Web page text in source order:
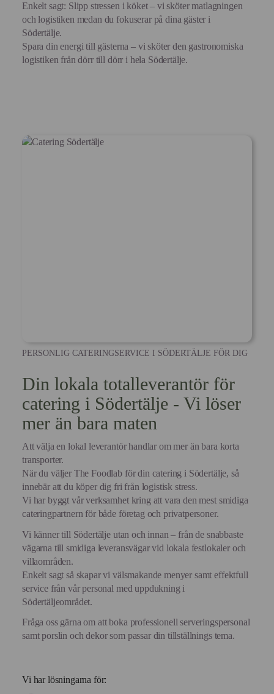
Enkelt sagt: Slipp stressen i köket – vi sköter matlagningen
och logistiken medan du fokuserar på dina gäster i
Södertälje.
Spara din energi till gästerna – vi sköter den gastronomiska
logistiken från dörr till dörr i hela Södertälje.
PERSONLIG CATERINGSERVICE I SÖDERTÄLJE FÖR DIG
Din lokala totalleverantör för
catering i Södertälje - Vi löser
mer än bara maten
Att välja en lokal leverantör handlar om mer än bara korta
transporter.
När du väljer The Foodlab för din catering i Södertälje, så
innebär att du köper dig fri från logistisk stress.
Vi har byggt vår verksamhet kring att vara den mest smidiga
cateringpartnern för både företag och privatpersoner.
Vi känner till Södertälje utan och innan – från de snabbaste
vägarna till smidiga leveransvägar vid lokala festlokaler och
villaområden.
Enkelt sagt så skapar vi välsmakande menyer samt effektfull
service från vår personal med uppdukning i
Södertäljeområdet.
Fråga oss gärna om att boka professionell serveringspersonal
samt porslin och dekor som passar din tillställnings tema.
Vi har lösningarna för: